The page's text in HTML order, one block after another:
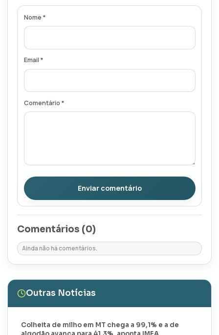
Nome *
Email *
Comentário *
Enviar comentário
Comentários (0)
Ainda não há comentários.
Outras Notícias
Colheita de milho em MT chega a 99,1% e a de